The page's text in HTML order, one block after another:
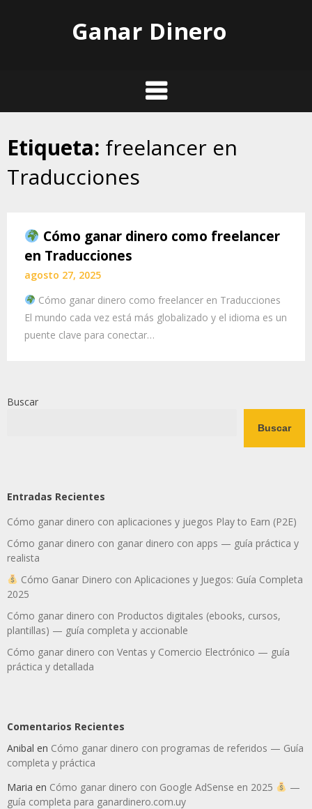
Ganar Dinero
Etiqueta: freelancer en
Traducciones
Cómo ganar dinero como freelancer
en Traducciones
agosto 27, 2025
Cómo ganar dinero como freelancer en Traducciones
El mundo cada vez está más globalizado y el idioma es un
puente clave para conectar…
Buscar
Buscar
Entradas Recientes
Cómo ganar dinero con aplicaciones y juegos Play to Earn (P2E)
Cómo ganar dinero con ganar dinero con apps — guía práctica y
realista
Cómo Ganar Dinero con Aplicaciones y Juegos: Guía Completa
2025
Cómo ganar dinero con Productos digitales (ebooks, cursos,
plantillas) — guía completa y accionable
Cómo ganar dinero con Ventas y Comercio Electrónico — guía
práctica y detallada
Comentarios Recientes
Anibal en Cómo ganar dinero con programas de referidos — Guía
completa y práctica
Maria en Cómo ganar dinero con Google AdSense en 2025
—
guía completa para ganardinero.com.uy